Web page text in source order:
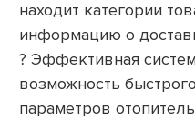
находит категории
информацию о
? Эффективная
возможность
параметров